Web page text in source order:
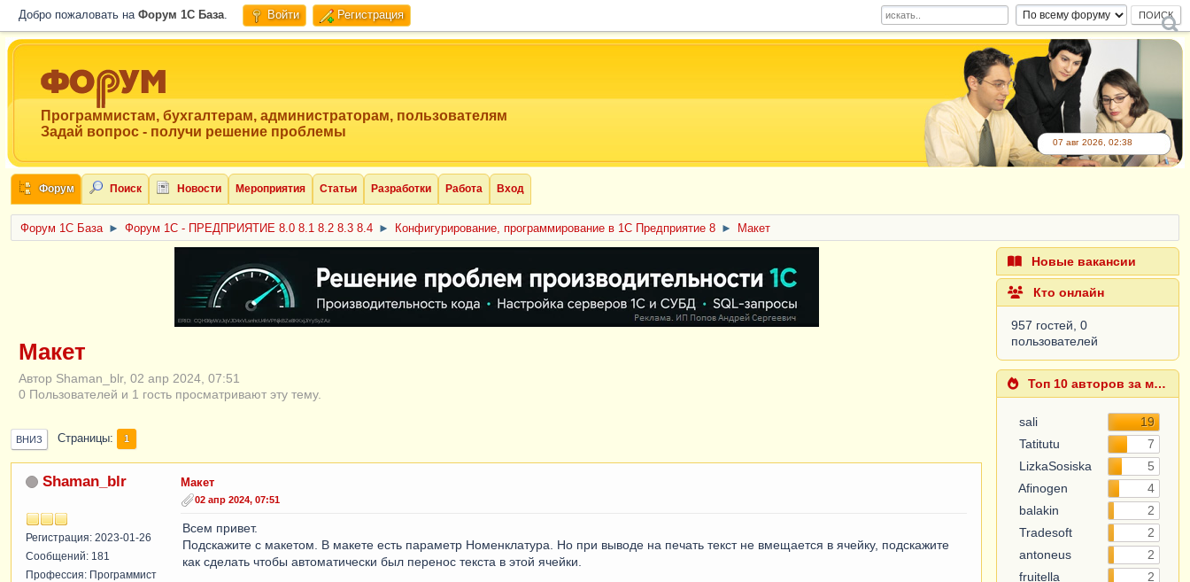
Добро пожаловать на Форум 1C База. Войти Регистрация
Программистам, бухгалтерам, администраторам, пользователям
Задай вопрос - получи решение проблемы
07 авг 2026, 02:38
Форум Поиск Новости Мероприятия Статьи Разработки Работа Вход
Форум 1C База ► Форум 1С - ПРЕДПРИЯТИЕ 8.0 8.1 8.2 8.3 8.4 ► Конфигурирование, программирование в 1С Предприятие 8 ► Макет
ERID: CQH36pWzJqVJD4xVLsnhcU4hVPNjkBZe8KKxjJiYySyZAz
Макет
Автор Shaman_blr, 02 апр 2024, 07:51
0 Пользователей и 1 гость просматривают эту тему.
ВНИЗ Страницы 1
Shaman_blr
Регистрация: 2023-01-26
Сообщений: 181
Профессия: Программист
Макет
02 апр 2024, 07:51
Всем привет.
Подскажите с макетом. В макете есть параметр Номенклатура. Но при выводе на печать текст не вмещается в ячейку, подскажите
как сделать чтобы автоматически был перенос текста в этой ячейки.
Новые вакансии
Кто онлайн
957 гостей, 0
пользователей
Топ 10 авторов за месяц
sali
19
Tatitutu
7
LizkaSosiska
5
Afinogen
4
balakin
2
Tradesoft
2
antoneus
2